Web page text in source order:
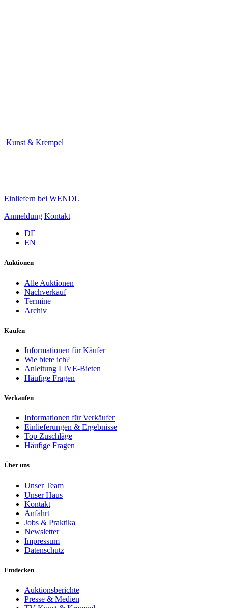
Kunst & Krempel
Einliefern bei WENDL
Anmeldung Kontakt
DE
EN
Auktionen
Alle Auktionen
Nachverkauf
Termine
Archiv
Kaufen
Informationen für Käufer
Wie biete ich?
Anleitung LIVE-Bieten
Häufige Fragen
Verkaufen
Informationen für Verkäufer
Einlieferungen & Ergebnisse
Top Zuschläge
Häufige Fragen
Über uns
Unser Team
Unser Haus
Kontakt
Anfahrt
Jobs & Praktika
Newsletter
Impressum
Datenschutz
Entdecken
Auktionsberichte
Presse & Medien